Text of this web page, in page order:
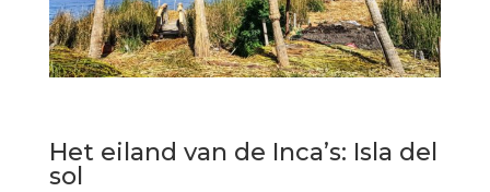
Het eiland van de Inca’s: Isla del
sol